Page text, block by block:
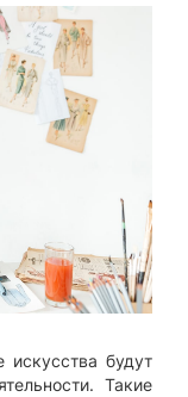
искусства будут
Такие